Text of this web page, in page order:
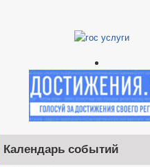
Календарь событий